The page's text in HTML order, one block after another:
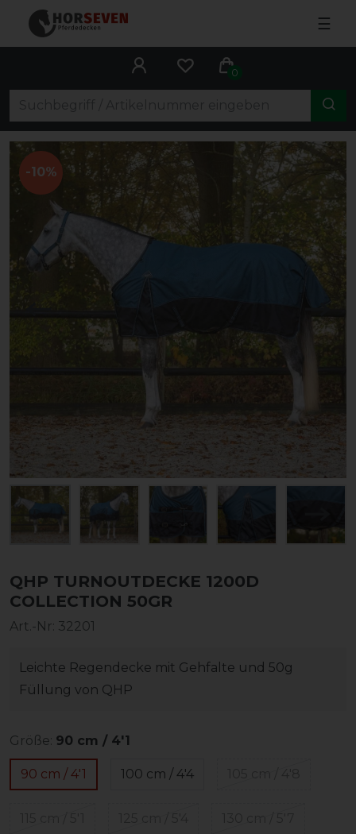
☰
0
-10%
QHP TURNOUTDECKE 1200D
COLLECTION 50GR
Art.-Nr: 32201
Leichte Regendecke mit Gehfalte und 50g
Füllung von QHP
Größe: 90 cm / 4'1
90 cm / 4'1 100 cm / 4'4